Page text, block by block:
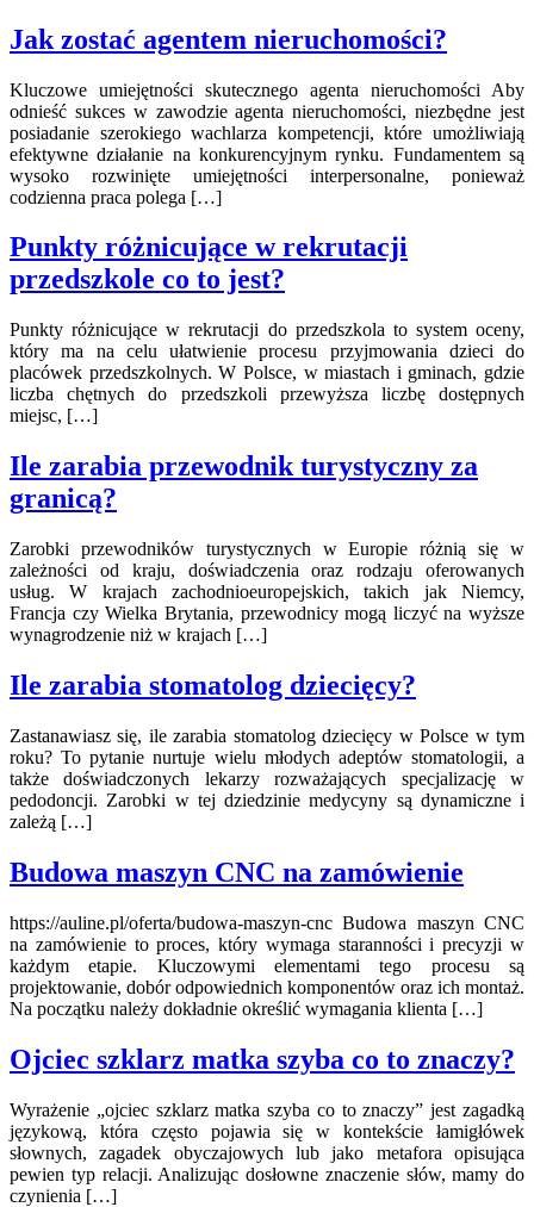
Jak zostać agentem nieruchomości?
Kluczowe umiejętności skutecznego agenta nieruchomości Aby
odnieść sukces w zawodzie agenta nieruchomości, niezbędne jest
posiadanie szerokiego wachlarza kompetencji, które umożliwiają
efektywne działanie na konkurencyjnym rynku. Fundamentem są
wysoko rozwinięte umiejętności interpersonalne, ponieważ
codzienna praca polega […]
Punkty różnicujące w rekrutacji
przedszkole co to jest?
Punkty różnicujące w rekrutacji do przedszkola to system oceny,
który ma na celu ułatwienie procesu przyjmowania dzieci do
placówek przedszkolnych. W Polsce, w miastach i gminach, gdzie
liczba chętnych do przedszkoli przewyższa liczbę dostępnych
miejsc, […]
Ile zarabia przewodnik turystyczny za
granicą?
Zarobki przewodników turystycznych w Europie różnią się w
zależności od kraju, doświadczenia oraz rodzaju oferowanych
usług. W krajach zachodnioeuropejskich, takich jak Niemcy,
Francja czy Wielka Brytania, przewodnicy mogą liczyć na wyższe
wynagrodzenie niż w krajach […]
Ile zarabia stomatolog dziecięcy?
Zastanawiasz się, ile zarabia stomatolog dziecięcy w Polsce w tym
roku? To pytanie nurtuje wielu młodych adeptów stomatologii, a
także doświadczonych lekarzy rozważających specjalizację w
pedodoncji. Zarobki w tej dziedzinie medycyny są dynamiczne i
zależą […]
Budowa maszyn CNC na zamówienie
https://auline.pl/oferta/budowa-maszyn-cnc Budowa maszyn CNC
na zamówienie to proces, który wymaga staranności i precyzji w
każdym etapie. Kluczowymi elementami tego procesu są
projektowanie, dobór odpowiednich komponentów oraz ich montaż.
Na początku należy dokładnie określić wymagania klienta […]
Ojciec szklarz matka szyba co to znaczy?
Wyrażenie „ojciec szklarz matka szyba co to znaczy” jest zagadką
językową, która często pojawia się w kontekście łamigłówek
słownych, zagadek obyczajowych lub jako metafora opisująca
pewien typ relacji. Analizując dosłowne znaczenie słów, mamy do
czynienia […]